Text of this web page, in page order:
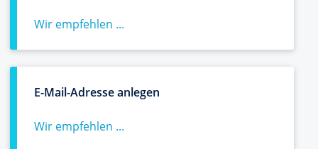
Wir empfehlen ...
E-Mail-Adresse anlegen
Wir empfehlen ...